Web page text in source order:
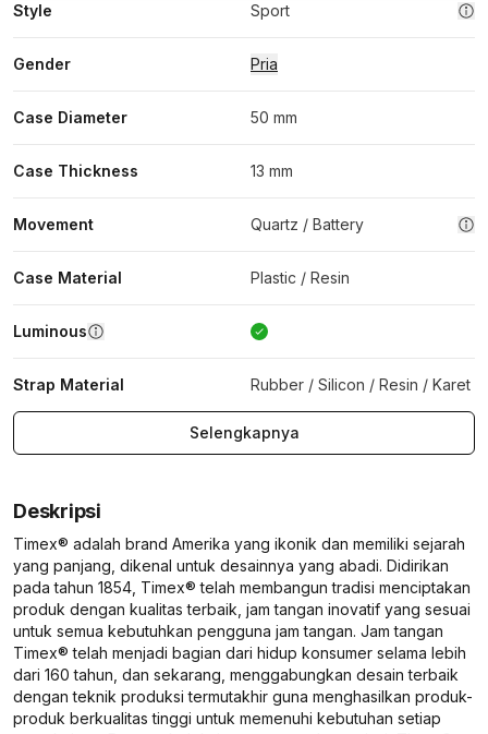
Style Sport
Gender Pria
Case Diameter 50 mm
Case Thickness 13 mm
Movement Quartz / Battery
Case Material Plastic / Resin
Luminous
Strap Material Rubber / Silicon / Resin / Karet
Selengkapnya
Deskripsi
Timex® adalah brand Amerika yang ikonik dan memiliki sejarah
yang panjang, dikenal untuk desainnya yang abadi. Didirikan
pada tahun 1854, Timex® telah membangun tradisi menciptakan
produk dengan kualitas terbaik, jam tangan inovatif yang sesuai
untuk semua kebutuhkan pengguna jam tangan. Jam tangan
Timex® telah menjadi bagian dari hidup konsumer selama lebih
dari 160 tahun, dan sekarang, menggabungkan desain terbaik
dengan teknik produksi termutakhir guna menghasilkan produk-
produk berkualitas tinggi untuk memenuhi kebutuhan setiap